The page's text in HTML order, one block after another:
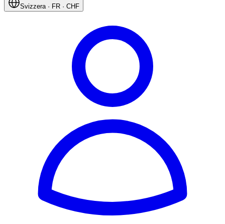
Svizzera· FR · CHF